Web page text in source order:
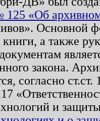
«Об
Основной
а также
закона.
согласно
и